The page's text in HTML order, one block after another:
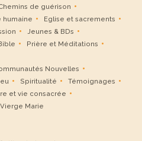
de guérison
humaine
Eglise et sacrements
Jeunes & BDs
Prière et Méditations
Nouvelles
Spiritualité
Témoignages
et vie consacrée
Vierge Marie